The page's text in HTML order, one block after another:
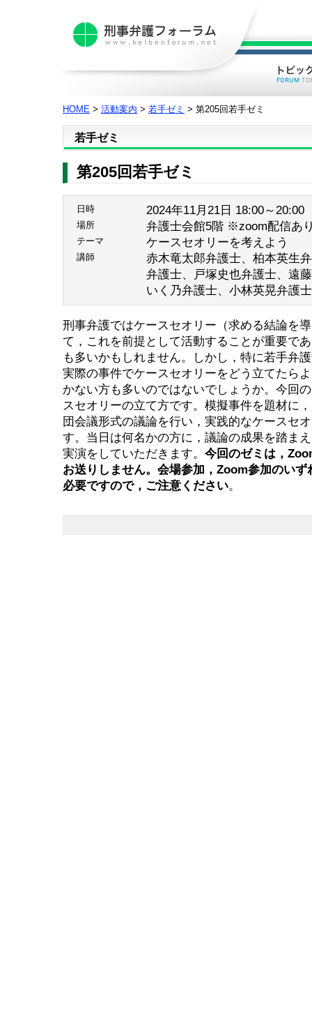
HOME > 活動案内 > 若手ゼミ > 第205回若手ゼミ
若手ゼミ
第205回若手ゼミ
日時 2024年11月21日 18:00～20:00
場所 弁護士会館5階 ※zoom配信あ
テーマ ケースセオリーを考えよう
講師
赤木竜太郎弁護士、柏本英生
弁護士、戸塚史也弁護士、遠
いく乃弁護士、小林英晃弁護
刑事弁護ではケースセオリー（求める結論を
て，これを前提として活動することが重要で
も多いかもしれません。しかし，特に若手弁
実際の事件でケースセオリーをどう立てたら
かない方も多いのではないでしょうか。今回
スセオリーの立て方です。模擬事件を題材に
団会議形式の議論を行い，実践的なケースセ
す。当日は何名かの方に，議論の成果を踏ま
実演をしていただきます。 今回のゼミは，
お送りしません。会場参加，Zoom参加のい
必要ですので，ご注意ください。